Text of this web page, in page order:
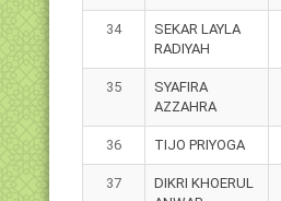
34
SEKAR LAYLA
RADIYAH
35
SYAFIRA
AZZAHRA
36 TIJO PRIYOGA
37
DIKRI KHOERUL